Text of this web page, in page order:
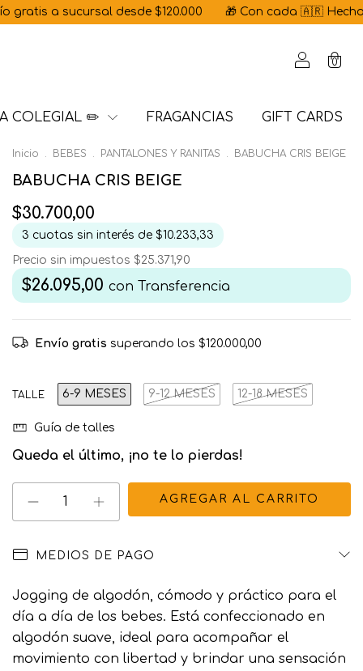
desde $120.000 🎁 Con cada 🇦🇷 Hecho en
0
COLEGIAL ✏️ FRAGANCIAS GIFT CARDS
Inicio . BEBES . PANTALONES Y RANITAS . BABUCHA CRIS BEIGE
BABUCHA CRIS BEIGE
$30.700,00
3 cuotas sin interés de $10.233,33
Precio sin impuestos $25.371,90
$26.095,00 con Transferencia
Envío gratis superando los $120.000,00
TALLE 6-9 MESES 9-12 MESES 12-18 MESES
Guía de talles
Queda el último, ¡no te lo pierdas!
MEDIOS DE PAGO
Jogging de algodón, cómodo y práctico para el
día a día de los bebes. Está confeccionado en
algodón suave, ideal para acompañar el
movimiento con libertad y brindar una sensación